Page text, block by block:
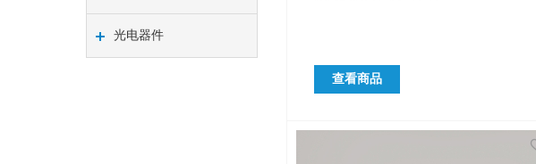
光电器件
查看商品